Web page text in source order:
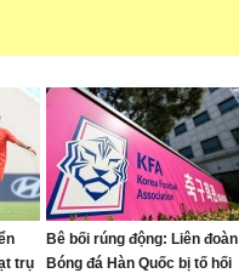
trụ
Bê bối rúng động: Liên đoàn
Bóng đá Hàn Quốc bị tố hối